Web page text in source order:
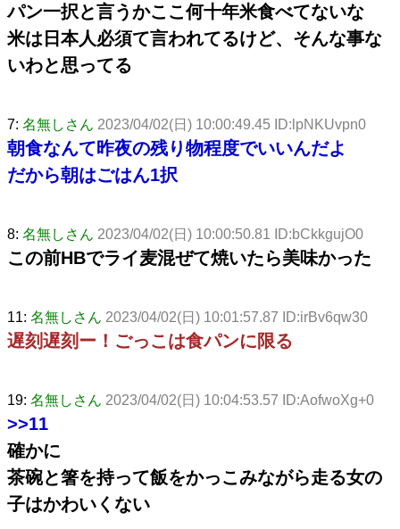
パン一択と言うかここ何十年米食べてないな
米は日本人必須て言われてるけど、そんな事な
いわと思ってる
7: 名無しさん 2023/04/02(日) 10:00:49.45 ID:lpNKUvpn0
朝食なんて昨夜の残り物程度でいいんだよ
だから朝はごはん1択
8: 名無しさん 2023/04/02(日) 10:00:50.81 ID:bCkkgujO0
この前HBでライ麦混ぜて焼いたら美味かった
11: 名無しさん 2023/04/02(日) 10:01:57.87 ID:irBv6qw30
遅刻遅刻ー！ごっこは食パンに限る
19: 名無しさん 2023/04/02(日) 10:04:53.57 ID:AofwoXg+0
>>11
確かに
茶碗と箸を持って飯をかっこみながら走る女の
子はかわいくない